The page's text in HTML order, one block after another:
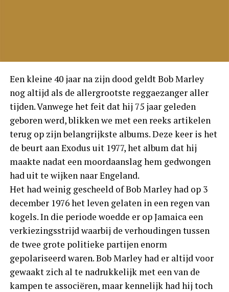
Een kleine 40 jaar na zijn dood geldt Bob Marley
nog altijd als de allergrootste reggaezanger aller
tijden. Vanwege het feit dat hij 75 jaar geleden
geboren werd, blikken we met een reeks artikelen
terug op zijn belangrijkste albums. Deze keer is het
de beurt aan Exodus uit 1977, het album dat hij
maakte nadat een moordaanslag hem gedwongen
had uit te wijken naar Engeland.
Het had weinig gescheeld of Bob Marley had op 3
december 1976 het leven gelaten in een regen van
kogels. In die periode woedde er op Jamaica een
verkiezingsstrijd waarbij de verhoudingen tussen
de twee grote politieke partijen enorm
gepolariseerd waren. Bob Marley had er altijd voor
gewaakt zich al te nadrukkelijk met een van de
kampen te associëren, maar kennelijk had hij toch